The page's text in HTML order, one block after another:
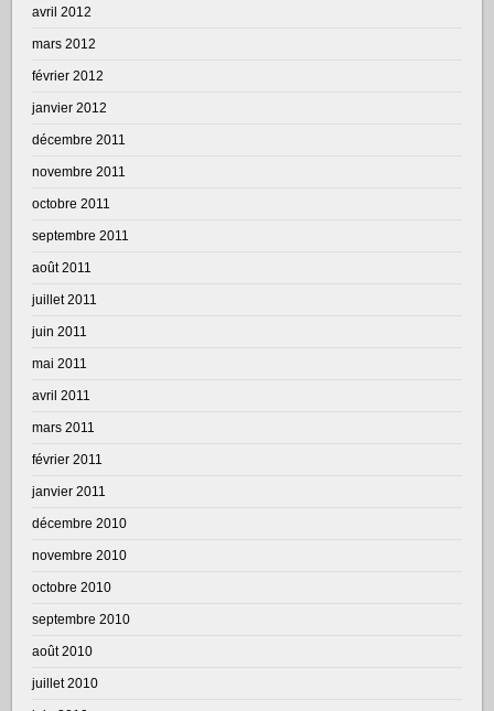
avril 2012
mars 2012
février 2012
janvier 2012
décembre 2011
novembre 2011
octobre 2011
septembre 2011
août 2011
juillet 2011
juin 2011
mai 2011
avril 2011
mars 2011
février 2011
janvier 2011
décembre 2010
novembre 2010
octobre 2010
septembre 2010
août 2010
juillet 2010